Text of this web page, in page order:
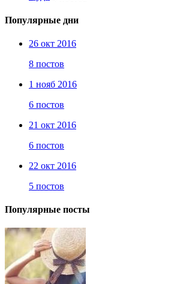
Популярные дни
26 окт 2016
8 постов
1 нояб 2016
6 постов
21 окт 2016
6 постов
22 окт 2016
5 постов
Популярные посты